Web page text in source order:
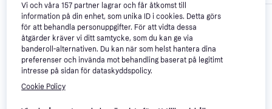
Vi och våra157 partner lagrar och får åtkomst till
information på din enhet, som unika ID i cookies. Detta görs
för att behandla personuppgifter. För att vidta dessa
åtgärder kräver vi ditt samtycke, som du kan ge via
banderoll-alternativen. Du kan när som helst hantera dina
preferenser och invända mot behandling baserat på legitimt
intresse på sidan för dataskyddspolicy.
Cookie Policy